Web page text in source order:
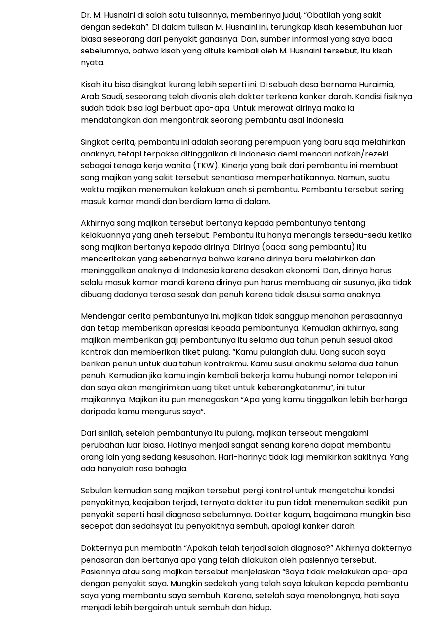
Dr. M. Husnaini di salah satu tulisannya, memberinya judul, “Obatilah yang sakit
dengan sedekah”. Di dalam tulisan M. Husnaini ini, terungkap kisah kesembuhan luar
biasa seseorang dari penyakit ganasnya. Dan, sumber informasi yang saya baca
sebelumnya, bahwa kisah yang ditulis kembali oleh M. Husnaini tersebut, itu kisah
nyata.
Kisah itu bisa disingkat kurang lebih seperti ini. Di sebuah desa bernama Huraimia,
Arab Saudi, seseorang telah divonis oleh dokter terkena kanker darah. Kondisi fisiknya
sudah tidak bisa lagi berbuat apa-apa. Untuk merawat dirinya maka ia
mendatangkan dan mengontrak seorang pembantu asal Indonesia.
Singkat cerita, pembantu ini adalah seorang perempuan yang baru saja melahirkan
anaknya, tetapi terpaksa ditinggalkan di Indonesia demi mencari nafkah/rezeki
sebagai tenaga kerja wanita (TKW). Kinerja yang baik dari pembantu ini membuat
sang majikan yang sakit tersebut senantiasa memperhatikannya. Namun, suatu
waktu majikan menemukan kelakuan aneh si pembantu. Pembantu tersebut sering
masuk kamar mandi dan berdiam lama di dalam.
Akhirnya sang majikan tersebut bertanya kepada pembantunya tentang
kelakuannya yang aneh tersebut. Pembantu itu hanya menangis tersedu-sedu ketika
sang majikan bertanya kepada dirinya. Dirinya (baca: sang pembantu) itu
menceritakan yang sebenarnya bahwa karena dirinya baru melahirkan dan
meninggalkan anaknya di Indonesia karena desakan ekonomi. Dan, dirinya harus
selalu masuk kamar mandi karena dirinya pun harus membuang air susunya, jika tidak
dibuang dadanya terasa sesak dan penuh karena tidak disusui sama anaknya.
Mendengar cerita pembantunya ini, majikan tidak sanggup menahan perasaannya
dan tetap memberikan apresiasi kepada pembantunya. Kemudian akhirnya, sang
majikan memberikan gaji pembantunya itu selama dua tahun penuh sesuai akad
kontrak dan memberikan tiket pulang. “Kamu pulanglah dulu. Uang sudah saya
berikan penuh untuk dua tahun kontrakmu. Kamu susui anakmu selama dua tahun
penuh. Kemudian jika kamu ingin kembali bekerja kamu hubungi nomor telepon ini
dan saya akan mengirimkan uang tiket untuk keberangkatanmu”, ini tutur
majikannya. Majikan itu pun menegaskan “Apa yang kamu tinggalkan lebih berharga
daripada kamu mengurus saya”.
Dari sinilah, setelah pembantunya itu pulang, majikan tersebut mengalami
perubahan luar biasa. Hatinya menjadi sangat senang karena dapat membantu
orang lain yang sedang kesusahan. Hari-harinya tidak lagi memikirkan sakitnya. Yang
ada hanyalah rasa bahagia.
Sebulan kemudian sang majikan tersebut pergi kontrol untuk mengetahui kondisi
penyakitnya, keajaiban terjadi, ternyata dokter itu pun tidak menemukan sedikit pun
penyakit seperti hasil diagnosa sebelumnya. Dokter kagum, bagaimana mungkin bisa
secepat dan sedahsyat itu penyakitnya sembuh, apalagi kanker darah.
Dokternya pun membatin “Apakah telah terjadi salah diagnosa?” Akhirnya dokternya
penasaran dan bertanya apa yang telah dilakukan oleh pasiennya tersebut.
Pasiennya atau sang majikan tersebut menjelaskan “Saya tidak melakukan apa-apa
dengan penyakit saya. Mungkin sedekah yang telah saya lakukan kepada pembantu
saya yang membantu saya sembuh. Karena, setelah saya menolongnya, hati saya
menjadi lebih bergairah untuk sembuh dan hidup.